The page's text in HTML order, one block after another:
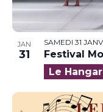
JAN
31
SAMEDI 31
Festival
Le